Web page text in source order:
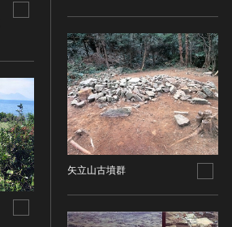
矢立山古墳群